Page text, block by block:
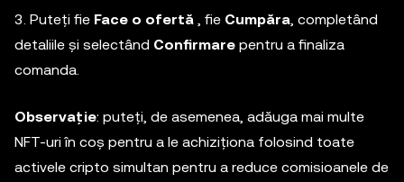
3. Puteți fie Face o ofertă , fie Cumpăra , completând
detaliile și selectând Confirmare pentru a finaliza
comanda.
Observație: puteți, de asemenea, adăuga mai multe
NFT-uri în coș pentru a le achiziționa folosind toate
activele cripto simultan pentru a reduce comisioanele de